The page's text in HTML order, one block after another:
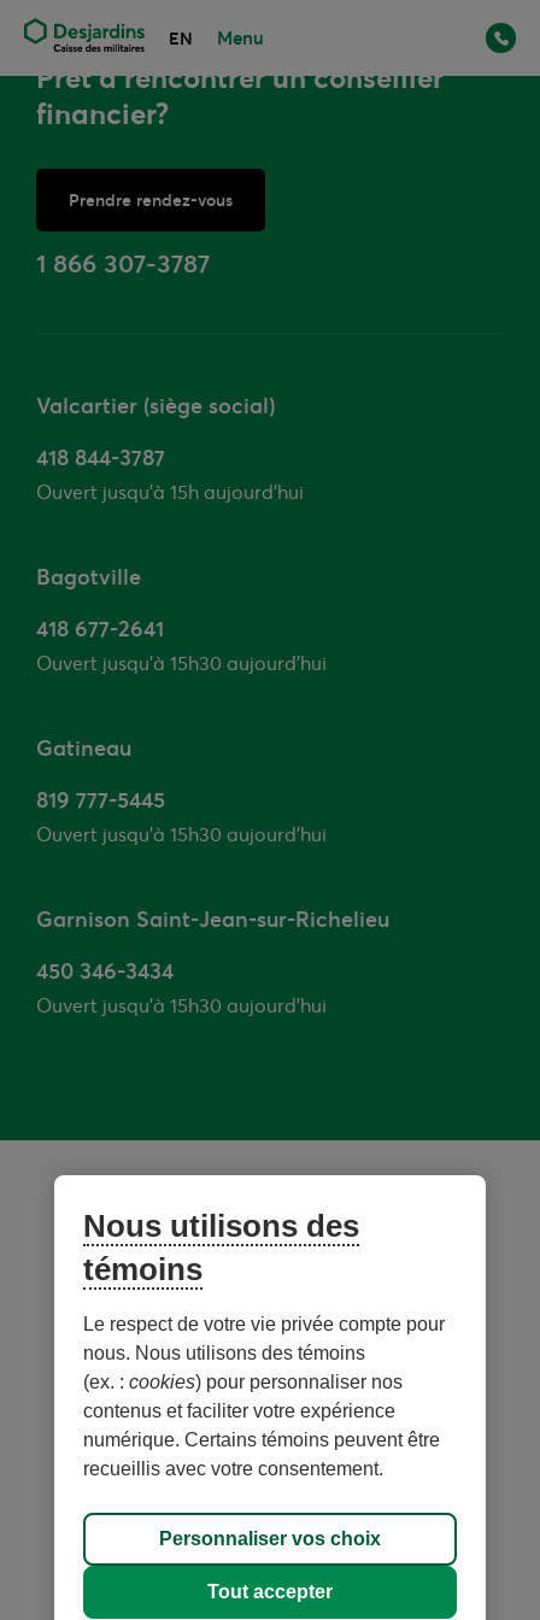
EN Menu
Prêt à rencontrer un conseiller
financier?
Prendre rendez-vous
1 866 307-3787
Valcartier (siège social)
418 844-3787
Ouvert jusqu’à 15h aujourd'hui
Bagotville
418 677-2641
Ouvert jusqu’à 15h30 aujourd'hui
Gatineau
819 777-5445
Ouvert jusqu’à 15h30 aujourd'hui
Garnison Saint-Jean-sur-Richelieu
450 346-3434
Ouvert jusqu’à 15h30 aujourd'hui
Carte du site
Personnaliser les témoins
Nous utilisons des
témoins
Le respect de votre vie privée compte pour
nous. Nous utilisons des témoins
(ex. : cookies) pour personnaliser nos
contenus et faciliter votre expérience
numérique. Certains témoins peuvent être
recueillis avec votre consentement.
Personnaliser vos choix
Tout accepter